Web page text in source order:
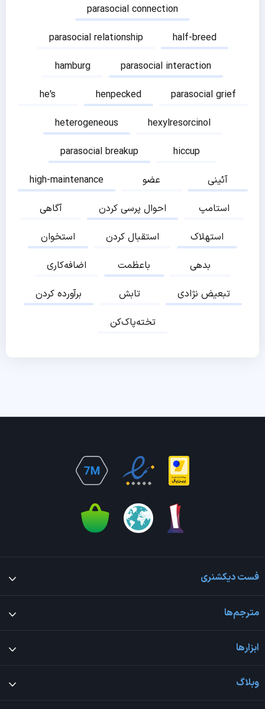
parasocial connection
parasocial relationship
half-breed
hamburg
parasocial interaction
he's
henpecked
parasocial grief
heterogeneous
hexylresorcinol
parasocial breakup
hiccup
high-maintenance
عضو
آئینی
آگاهی
احوال پرسی کردن
استامپ
استخوان
استقبال کردن
استهلاک
اضافه‌کاری
باعظمت
بدهی
برآورده کردن
تابش
تبعیض نژادی
تخته‌پاک‌کن
فست دیکشنری
مترجم‌ها
ابزارها
وبلاگ